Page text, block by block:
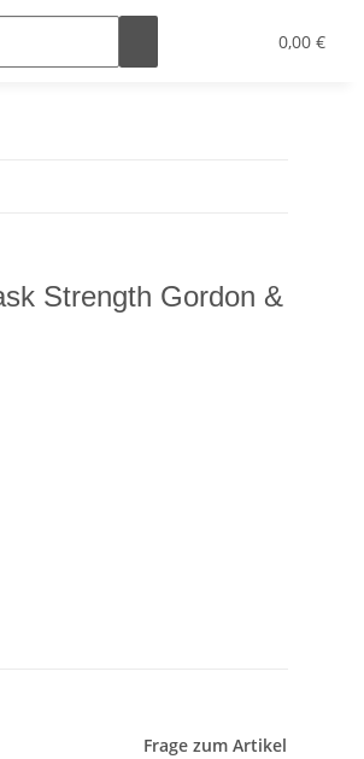
0,00 €
Strength Gordon &
Frage zum Artikel